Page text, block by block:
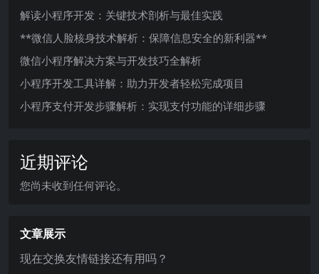
解读小程序开发：关键技术剖析与最佳实践
**微信人脸核身技术解析：保障信息安全的新利器**
微信小程序解决方案与开发技巧全解析
小程序开发工具详解：助力开发者轻松完成项目
小程序支付开发步骤解析：实现支付功能的详细步骤
近期评论
您尚未收到任何评论。
文章展示
现在交换友情链接还有用吗？